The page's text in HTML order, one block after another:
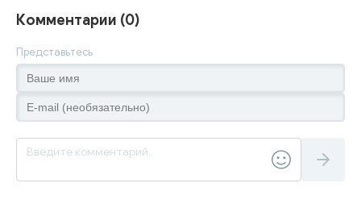
Комментарии (0)
Представьтесь